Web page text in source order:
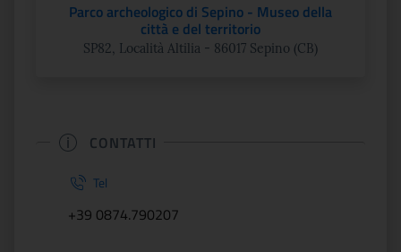
Parco archeologico di Sepino - Museo della
città e del territorio
SP82, Località Altilia - 86017 Sepino (CB)
CONTATTI
Tel
+39 0874.790207